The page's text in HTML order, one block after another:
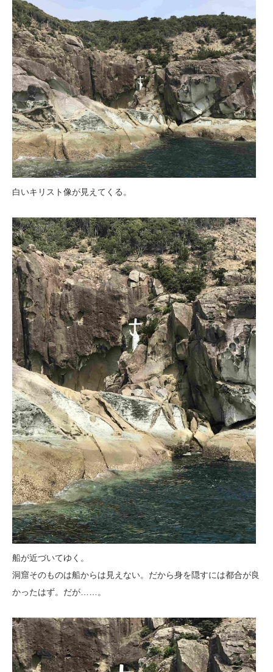
白いキリスト像が見えてくる。
船が近づいてゆく。
洞窟そのものは船からは見えない。だから身を隠すには都合が良
かったはず。だが……。